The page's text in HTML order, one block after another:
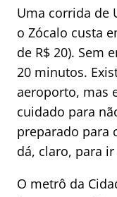
Uma corrida de
o Zócalo custa
de R$ 20). Sem
20 minutos.
aeroporto, mas
cuidado para
preparado para
dá, claro, para
O metrô da